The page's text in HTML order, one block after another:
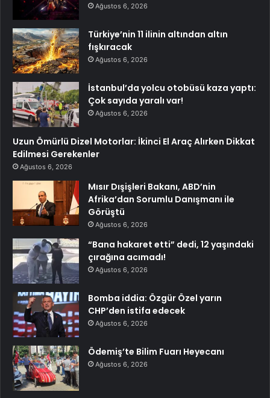
Ağustos 6, 2026
Türkiye’nin 11 ilinin altından altın
fışkıracak
Ağustos 6, 2026
İstanbul’da yolcu otobüsü kaza yaptı:
Çok sayıda yaralı var!
Ağustos 6, 2026
Uzun Ömürlü Dizel Motorlar: İkinci El Araç Alırken Dikkat
Edilmesi Gerekenler
Ağustos 6, 2026
Mısır Dışişleri Bakanı, ABD’nin
Afrika’dan Sorumlu Danışmanı ile
Görüştü
Ağustos 6, 2026
“Bana hakaret etti” dedi, 12 yaşındaki
çırağına acımadı!
Ağustos 6, 2026
Bomba iddia: Özgür Özel yarın
CHP’den istifa edecek
Ağustos 6, 2026
Ödemiş’te Bilim Fuarı Heyecanı
Ağustos 6, 2026